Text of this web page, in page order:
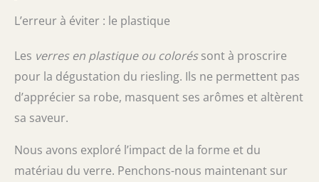
L’erreur à éviter : le plastique
Les verres en plastique ou coloréssont à proscrire
pour la dégustation du riesling. Ils ne permettent pas
d’apprécier sa robe, masquent ses arômes et altèrent
sa saveur.
Nous avons exploré l’impact de la forme et du
matériau du verre. Penchons-nous maintenant sur